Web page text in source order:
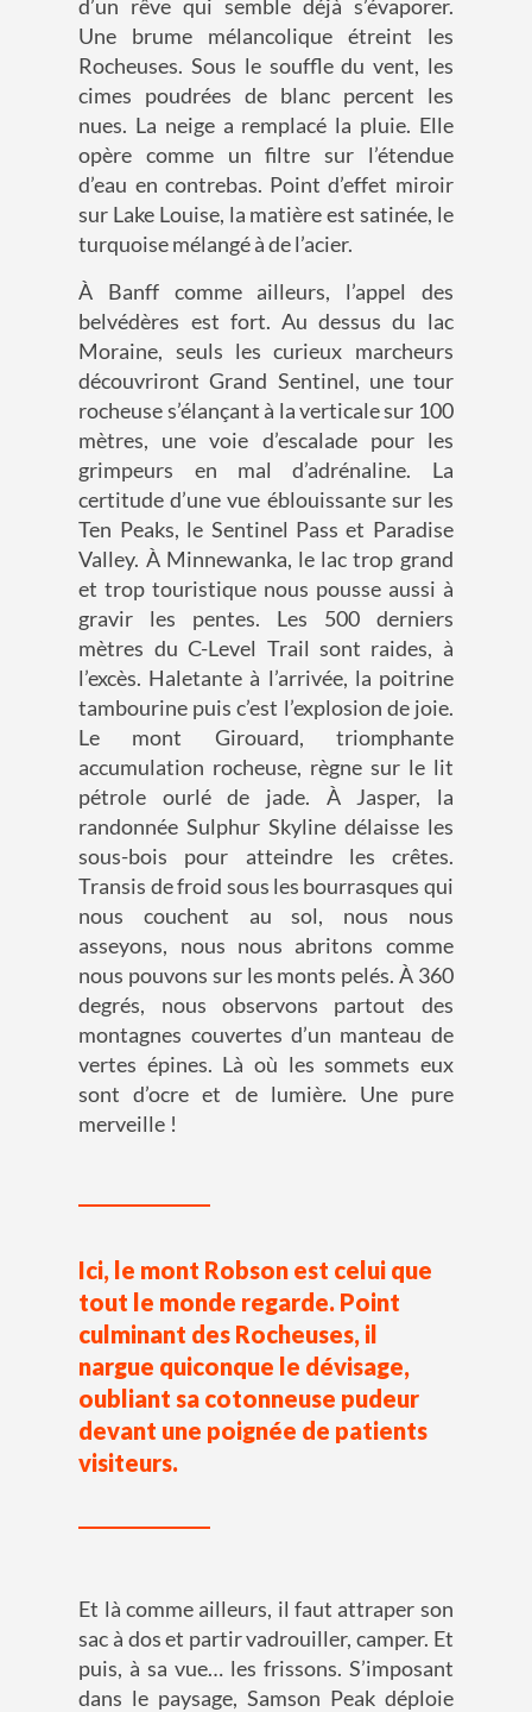
d’un rêve qui semble déjà s’évaporer.
Une brume mélancolique étreint les
Rocheuses. Sous le souffle du vent, les
cimes poudrées de blanc percent les
nues. La neige a remplacé la pluie. Elle
opère comme un filtre sur l’étendue
d’eau en contrebas. Point d’effet miroir
sur Lake Louise, la matière est satinée, le
turquoise mélangé à de l’acier.
À Banff comme ailleurs, l’appel des
belvédères est fort. Au dessus du lac
Moraine, seuls les curieux marcheurs
découvriront Grand Sentinel, une tour
rocheuse s’élançant à la verticale sur 100
mètres, une voie d’escalade pour les
grimpeurs en mal d’adrénaline. La
certitude d’une vue éblouissante sur les
Ten Peaks, le Sentinel Pass et Paradise
Valley. À Minnewanka, le lac trop grand
et trop touristique nous pousse aussi à
gravir les pentes. Les 500 derniers
mètres du C-Level Trail sont raides, à
l’excès. Haletante à l’arrivée, la poitrine
tambourine puis c’est l’explosion de joie.
Le mont Girouard, triomphante
accumulation rocheuse, règne sur le lit
pétrole ourlé de jade. À Jasper, la
randonnée Sulphur Skyline délaisse les
sous-bois pour atteindre les crêtes.
Transis de froid sous les bourrasques qui
nous couchent au sol, nous nous
asseyons, nous nous abritons comme
nous pouvons sur les monts pelés. À 360
degrés, nous observons partout des
montagnes couvertes d’un manteau de
vertes épines. Là où les sommets eux
sont d’ocre et de lumière. Une pure
merveille !
Ici, le mont Robson est celui que
tout le monde regarde. Point
culminant des Rocheuses, il
nargue quiconque le dévisage,
oubliant sa cotonneuse pudeur
devant une poignée de patients
visiteurs.
Et là comme ailleurs, il faut attraper son
sac à dos et partir vadrouiller, camper. Et
puis, à sa vue… les frissons. S’imposant
dans le paysage, Samson Peak déploie